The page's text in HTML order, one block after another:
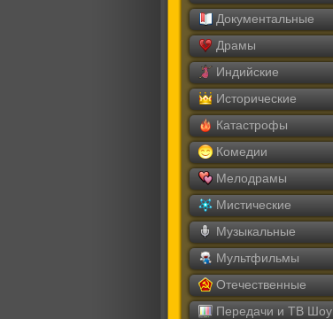
Документальные
Драмы
Индийские
Исторические
Катастрофы
Комедии
Мелодрамы
Мистические
Музыкальные
Мультфильмы
Отечественные
Передачи и ТВ Шоу